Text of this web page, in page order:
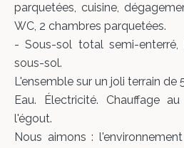
parquetées, cuisine,
WC, 2 chambres parquetées.
- Sous-sol total semi-
sous-sol.
L'ensemble sur un joli terrain de
Eau. Électricité. Chauffage
l'égout.
Nous aimons :